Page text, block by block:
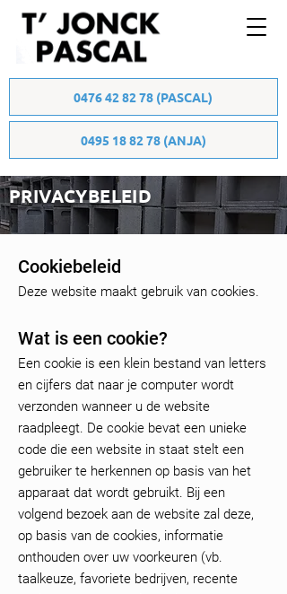
0476 42 82 78 (PASCAL)
0495 18 82 78 (ANJA)
PRIVACYBELEID
Cookiebeleid
Deze website maakt gebruik van cookies.
Wat is een cookie?
Een cookie is een klein bestand van letters
en cijfers dat naar je computer wordt
verzonden wanneer u de website
raadpleegt. De cookie bevat een unieke
code die een website in staat stelt een
gebruiker te herkennen op basis van het
apparaat dat wordt gebruikt. Bij een
volgend bezoek aan de website zal deze,
op basis van de cookies, informatie
onthouden over uw voorkeuren (vb.
taalkeuze, favoriete bedrijven, recente